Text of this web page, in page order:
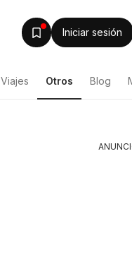
Iniciar sesión
Viajes Otros Blog